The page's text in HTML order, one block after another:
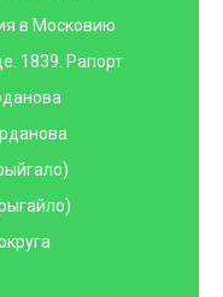
в Московию
1839. Рапорт